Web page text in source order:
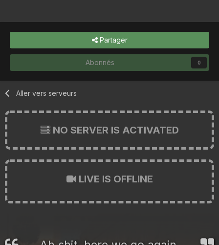
Partager
Abonnés 0
Aller vers serveurs
NO SERVER IS ACTIVATED
LIVE IS OFFLINE